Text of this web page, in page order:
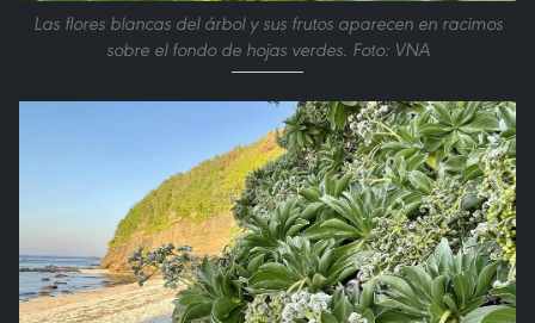
Las flores blancas del árbol y sus frutos aparecen en racimos
sobre el fondo de hojas verdes. Foto: VNA